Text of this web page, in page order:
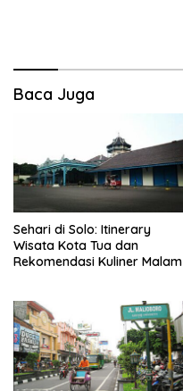
Baca Juga
Sehari di Solo: Itinerary
Wisata Kota Tua dan
Rekomendasi Kuliner Malam